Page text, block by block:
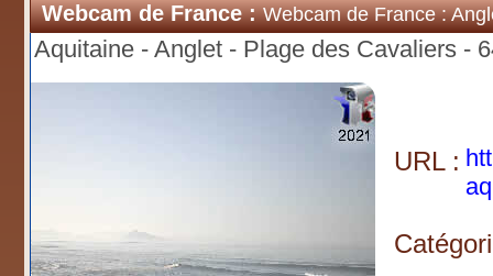
Webcam de France :Webcam de France :
Aquitaine - Anglet - Plage des Cavaliers -
URL :